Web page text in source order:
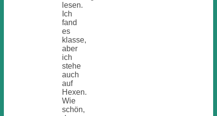
lesen.
Ich
fand
es
klasse,
aber
ich
stehe
auch
auf
Hexen.
Wie
schön,